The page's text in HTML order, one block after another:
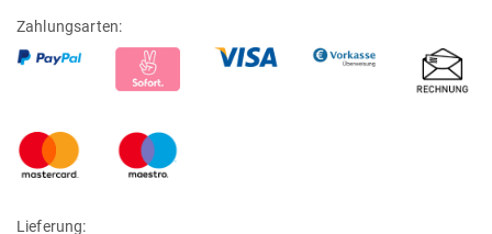
Zahlungsarten:
Lieferung: